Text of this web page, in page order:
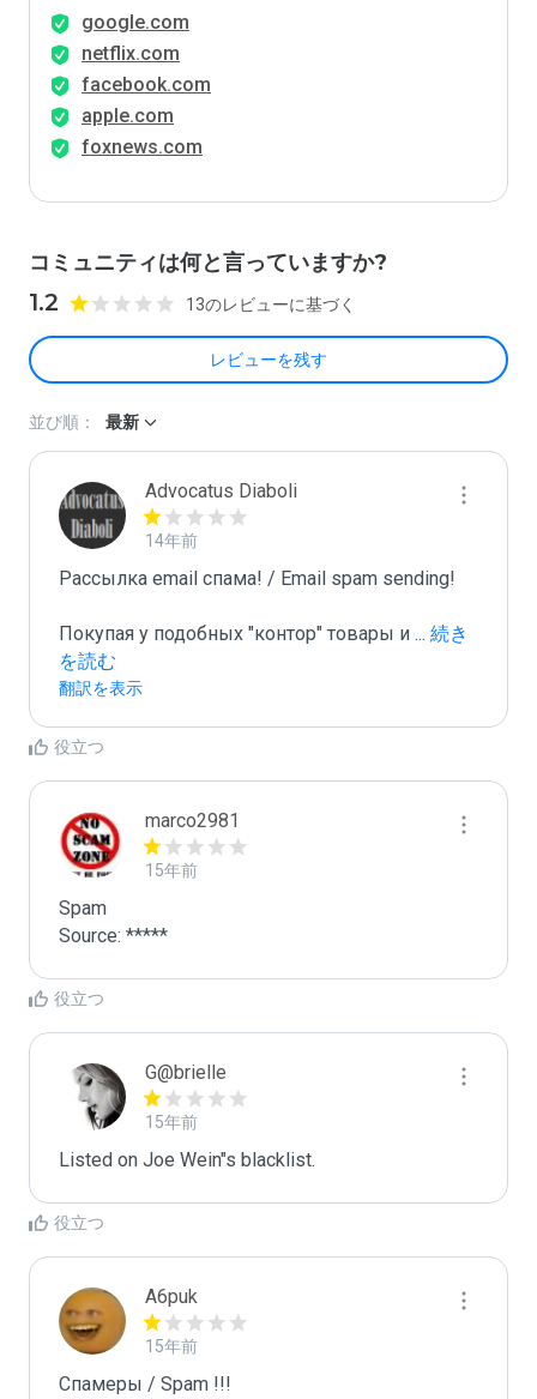
google.com
netflix.com
facebook.com
apple.com
foxnews.com
コミュニティは何と言っていますか?
1.2 13のレビューに基づく
レビューを残す
並び順： 最新
Advocatus Diaboli
14年前
Рассылка email спама! / Email spam sending!
Покупая у подобных "контор" товары и ... 続き
を読む
翻訳を表示
役立つ
marco2981
15年前
Spam
Source: *****
役立つ
G@brielle
15年前
Listed on Joe Wein"s blacklist.
役立つ
A6puk
15年前
Спамеры / Spam !!!